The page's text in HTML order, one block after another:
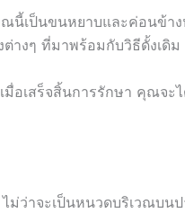
ณนี้เป็นขนหยาบและค่อนข้า
างๆ ที่มาพร้อมกับวิธีดั้งเดิม
อเสร็จสิ้นการรักษา คุณจะ
ว่าจะเป็นหนวดบริเวณบนป